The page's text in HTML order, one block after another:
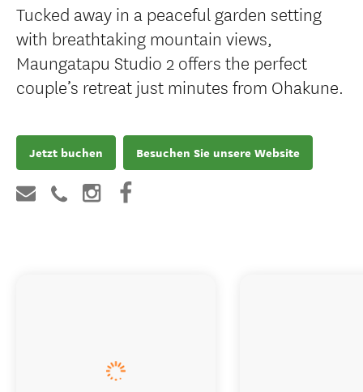
Tucked away in a peaceful garden setting
with breathtaking mountain views,
Maungatapu Studio 2 offers the perfect
couple’s retreat just minutes from Ohakune.
Jetzt buchen Besuchen Sie unsere Website